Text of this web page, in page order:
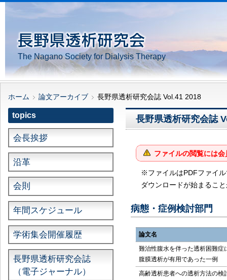
The Nagano Society for Dialysis Therapy
ホーム 論文アーカイブ 長野県透析研究会誌 Vol.41 2018
長野県透析研究会誌
ファイルの閲覧には
※ファイルはPDFファイ
ダウンロードが始まるこ
病態・症例検討部門
論文名
難治性腹水を伴った透析困難症
腹膜透析が有用であった一例
高齢透析患者への透析方法の検
topics
会長挨拶
沿革
会則
年間スケジュール
学術集会開催履歴
長野県透析研究会誌
（電子ジャーナル）